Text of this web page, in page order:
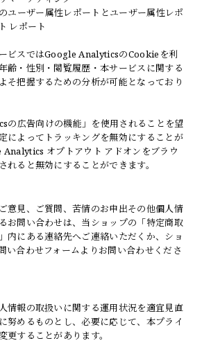
ユーザー属性レポートとユーザー属性レポ
レポート
ビスではGoogle AnalyticsのCookieを利
齢・性別・閲覧履歴・本サービスに関する
そ把握するための分析が可能となっており
の広告向けの機能」を使用されることを望
によってトラッキングを無効にすることが
オプトアウト アドオンをブラウ
れると無効にすることができます。
意見、ご質問、苦情のお申出その他個人情
お問い合わせは、当ショップの「特定商取
内にある連絡先へご連絡いただくか、ショ
い合わせフォームよりお問い合わせくださ
情報の取扱いに関する運用状況を適宜見直
努めるものとし、必要に応じて、本プライ
更することがあります。